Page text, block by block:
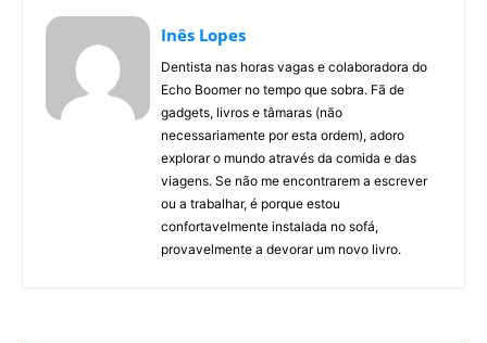
Inês Lopes
Dentista nas horas vagas e colaboradora do
Echo Boomer no tempo que sobra. Fã de
gadgets, livros e tâmaras (não
necessariamente por esta ordem), adoro
explorar o mundo através da comida e das
viagens. Se não me encontrarem a escrever
ou a trabalhar, é porque estou
confortavelmente instalada no sofá,
provavelmente a devorar um novo livro.